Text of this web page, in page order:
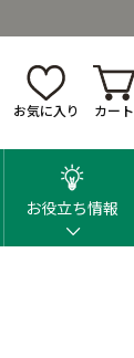
お気に入り カート
お役立ち情報